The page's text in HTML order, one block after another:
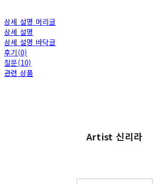
상세 설명 머리글
상세 설명
상세 설명 바닥글
후기(0)
질문(10)
관련 상품
Artist 신리라